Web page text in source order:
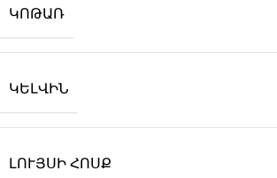
ԿՈԹԱՌ
ԿԵԼՎԻՆ
ԼՈՒՅՍԻ ՀՈՍՔ